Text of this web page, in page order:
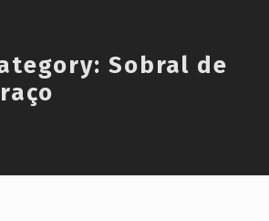
Sobral de